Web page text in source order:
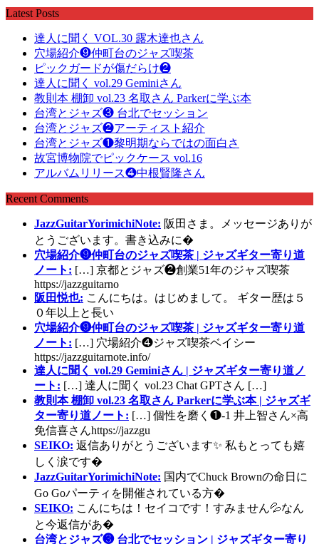
Latest Posts
達人に聞く VOL.30 露木達也さん
穴場紹介❾仲町台のジャズ喫茶
ピックガードが傷だらけ❷
達人に聞く vol.29 Geminiさん
教則本 棚卸 vol.23 名取さん Parkerに学ぶ本
台湾とジャズ❸ 台北でセッション
台湾とジャズ❷アーティスト紹介
台湾とジャズ❶黎明期ならではの面白さ
故宮博物院でピックケース vol.16
アルバムリリース❹中根賢隆さん
Recent Comments
JazzGuitarYorimichiNote: 阪田さま。メッセージありが
とうございます。書き込みに�
穴場紹介❾仲町台のジャズ喫茶 | ジャズギター寄り道
ノート: […] 京都とジャズ❷創業51年のジャズ喫茶
https://jazzguitarno
阪田悦也: こんにちは。はじめまして。 ギター歴は５
０年以上と長い
穴場紹介❾仲町台のジャズ喫茶 | ジャズギター寄り道
ノート: […] 穴場紹介❹ジャズ喫茶ベイシー
https://jazzguitarnote.info/
達人に聞く vol.29 Geminiさん | ジャズギター寄り道ノ
ート: […] 達人に聞く vol.23 Chat GPTさん […]
教則本 棚卸 vol.23 名取さん Parkerに学ぶ本 | ジャズギ
ター寄り道ノート: […] 個性を磨く❶-1 井上智さん×高
免信喜さんhttps://jazzgu
SEIKO: 返信ありがとうございます✨ 私もとっても嬉
しく涙です�
JazzGuitarYorimichiNote: 国内でChuck Brownの命日に
Go Goパーティを開催されている方�
SEIKO: こんにちは！セイコです！すみません💦なん
と今返信があ�
台湾とジャズ❸ 台北でセッション | ジャズギター寄り